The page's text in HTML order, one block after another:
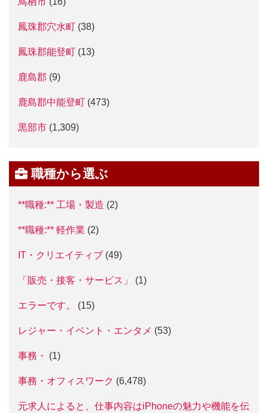
鳳珠郡穴水町 (38)
鳳珠郡能登町 (13)
鹿島郡 (9)
鹿島郡中能登町 (473)
黒部市 (1,309)
職種から選ぶ
**職種:** 工場・製造 (2)
**職種:** 軽作業 (2)
IT・クリエイティブ (49)
「販売・接客・サービス」 (1)
エラーです。 (15)
レジャー・イベント・エンタメ (53)
事務・ (1)
事務・オフィスワーク (6,478)
元求人によると、仕事内容はiPhoneの魅力や機能を伝